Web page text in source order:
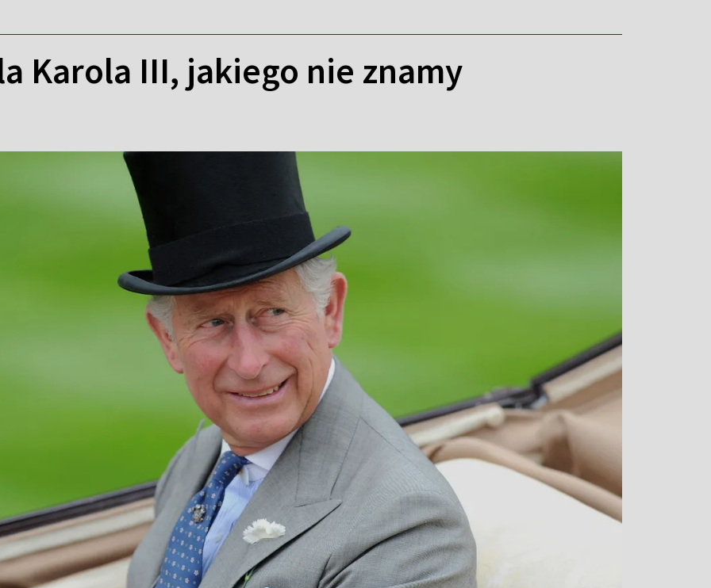
Karola III, jakiego nie znamy